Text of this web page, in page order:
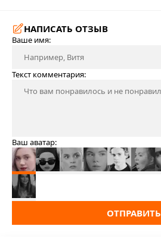
НАПИСАТЬ ОТЗЫВ
Ваше имя:
Текст комментария:
Ваш аватар:
ОТПРАВИТЬ